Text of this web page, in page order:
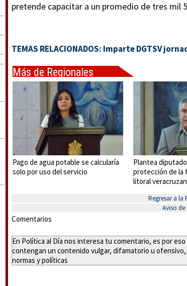
pretende capacitar a un promedio de tres mil
TEMAS RELACIONADOS: Imparte DGTSV
Más de Regionales
Pago de agua potable se calcularía
solo por uso del servicio
Plantea
protección de la
litoral
Regresar a la
Aviso
Comentarios
En Política al Día nos interesa tu comentario, es por
contengan un contenido vulgar, difamatorio u
normas y políticas